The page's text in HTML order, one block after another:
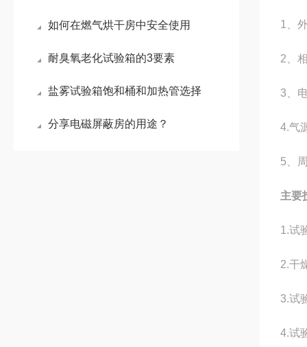
如何在燃气烘干房中安全使用
耐臭氧老化试验箱的3要素
盐雾试验箱饱和桶和加热管选择
分享电磁屏蔽房的用途？
1 、
2 、
3 、
4.气
5 、
主要
1.试
2.干
3.试
4.试